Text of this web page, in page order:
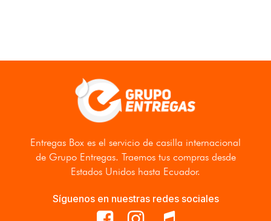
Entregas Box es el servicio de casilla internacional
de Grupo Entregas. Traemos tus compras desde
Estados Unidos hasta Ecuador.
Síguenos en nuestras redes sociales